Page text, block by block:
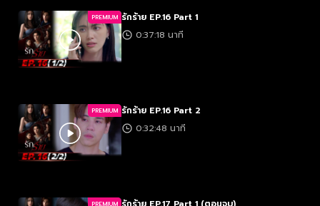
PREMIUM รักร้าย EP.16 Part 1
0:37:18 นาที
PREMIUM รักร้าย EP.16 Part 2
0:32:48 นาที
PREMIUM